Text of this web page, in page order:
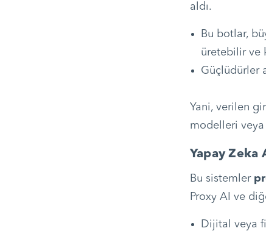
aldı.
Bu botlar,
üretebilir ve
Güçlüdürler
Yani, verilen
modelleri
Yapay Zeka
Bu sistemler
Proxy AI ve
Dijital veya